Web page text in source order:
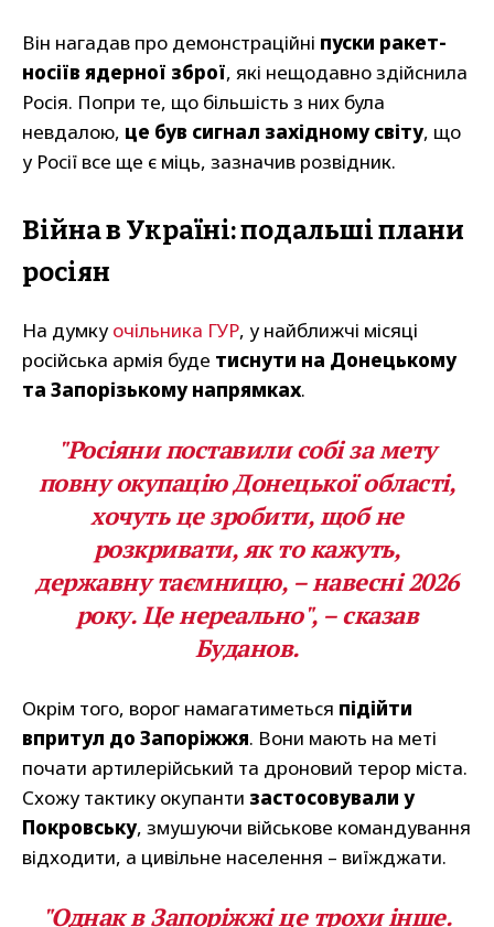
Він нагадав про демонстраційні пуски ракет-
носіїв ядерної зброї, які нещодавно здійснила
Росія. Попри те, що більшість з них була
невдалою, це був сигнал західному світу, що
у Росії все ще є міць, зазначив розвідник.
Війна в Україні: подальші плани
росіян
На думку очільника ГУР, у найближчі місяці
російська армія буде тиснути на Донецькому
та Запорізькому напрямках.
"Росіяни поставили собі за мету
повну окупацію Донецької області,
хочуть це зробити, щоб не
розкривати, як то кажуть,
державну таємницю, – навесні 2026
року. Це нереально", – сказав
Буданов.
Окрім того, ворог намагатиметься підійти
впритул до Запоріжжя. Вони мають на меті
почати артилерійський та дроновий терор міста.
Схожу тактику окупанти застосовували у
Покровську, змушуючи військове командування
відходити, а цивільне населення – виїжджати.
"Однак в Запоріжжі це трохи інше.